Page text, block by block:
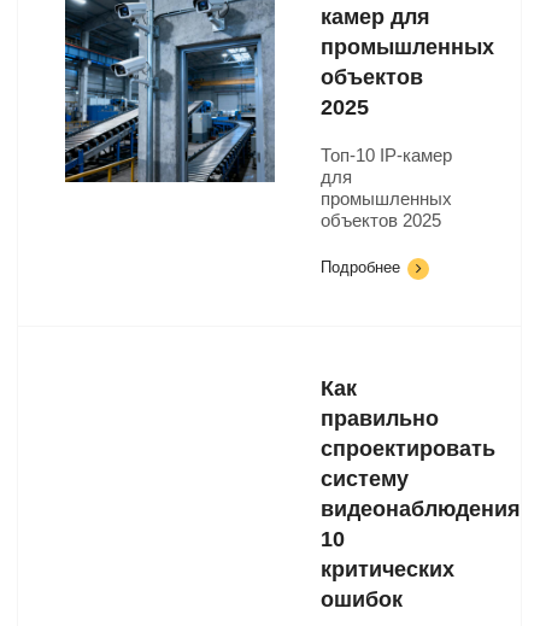
камер для
промышленных
объектов
2025
Топ-10 IP-камер
для
промышленных
объектов 2025
Подробнее
Как
правильно
спроектировать
систему
видеонаблюдения:
10
критических
ошибок